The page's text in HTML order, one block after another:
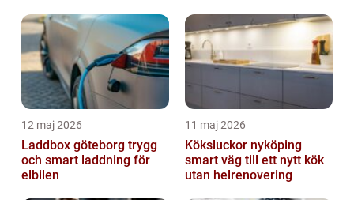
12 maj 2026
Laddbox göteborg trygg
och smart laddning för
elbilen
11 maj 2026
Köksluckor nyköping
smart väg till ett nytt kök
utan helrenovering